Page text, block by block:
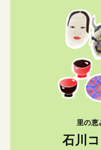
里の恵
石川